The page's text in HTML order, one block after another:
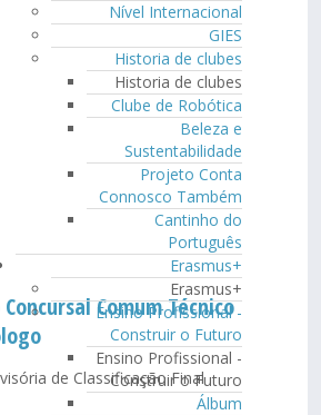
Nível Internacional
GIES
Historia de clubes
Historia de clubes
Clube de Robótica
Beleza e
Sustentabilidade
Projeto Conta
Connosco Também
Cantinho do
Português
Erasmus+
Erasmus+
Ensino Profissional -
Construir o Futuro
Ensino Profissional -
Construir o Futuro
Álbum
Comum Técnico
de Classificação Final